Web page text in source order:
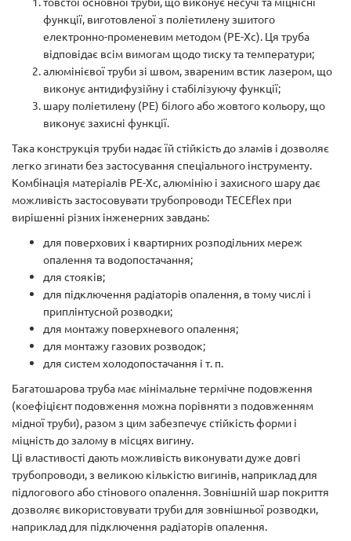
функції, виготовленої з поліетилену зшитого
електронно-променевим методом (РЕ-Хс). Ця труба
відповідає всім вимогам щодо тиску та температури;
алюмінієвої труби зі швом, звареним встик лазером, що
виконує антидифузійну і стабілізуючу функції;
шару поліетилену (РЕ) білого або жовтого кольору, що
виконує захисні функції.
Така конструкція труби надає їй стійкість до зламів і дозволяє
легко згинати без застосування спеціального інструменту.
Комбінація матеріалів РЕ-Хс, алюмінію і захисного шару дає
можливість застосовувати трубопроводи TECEflex при
вирішенні різних інженерних завдань:
для поверхових і квартирних розподільних мереж
опалення та водопостачання;
для стояків;
для підключення радіаторів опалення, в тому числі і
приплінтусной розводки;
для монтажу поверхневого опалення;
для монтажу газових розводок;
для систем холодопостачання і т. п.
Багатошарова труба має мінімальне термічне подовження
(коефіцієнт подовження можна порівняти з подовженням
мідної труби), разом з цим забезпечує стійкість форми і
міцність до залому в місцях вигину.
Ці властивості дають можливість виконувати дуже довгі
трубопроводи, з великою кількістю вигинів, наприклад для
підлогового або стінового опалення. Зовнішній шар покриття
дозволяє використовувати труби для зовнішньої розводки,
наприклад для підключення радіаторів опалення.